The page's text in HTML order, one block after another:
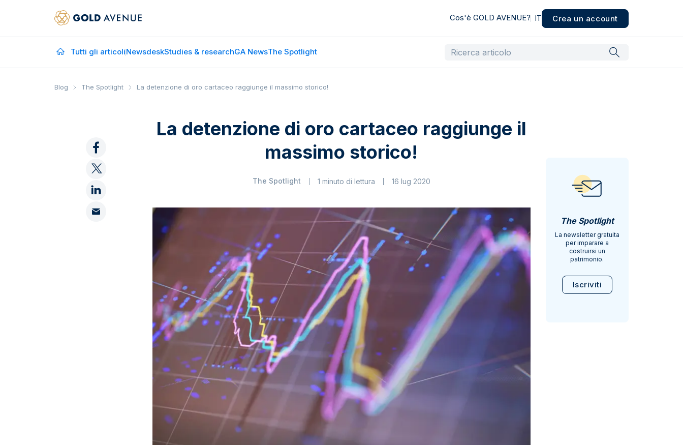
Cos'è GOLD AVENUE? IT Crea un account
Tutti gli articoliNewsdeskStudies & researchGA NewsThe Spotlight
Blog The Spotlight La detenzione di oro cartaceo raggiunge il massimo storico!
La detenzione di oro cartaceo raggiunge il
massimo storico!
The Spotlight 1 minuto di lettura 16 lug 2020
The Spotlight
La newsletter gratuita
per imparare a
costruirsi un
patrimonio.
Iscriviti